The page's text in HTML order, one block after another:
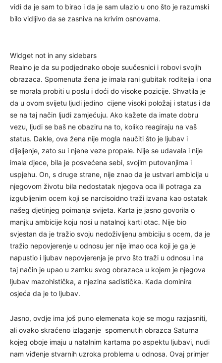
vidi da je sam to birao i da je sam ulazio u ono što je razumski
bilo vidljivo da se zasniva na krivim osnovama.
Widget not in any sidebars
Realno je da su podjednako oboje suučesnici i robovi svojih
obrazaca. Spomenuta žena je imala rani gubitak roditelja i ona
se morala probiti u poslu i doći do visoke pozicije. Shvatila je
da u ovom svijetu ljudi jedino cijene visoki položaj i status i da
se na taj način ljudi zamjećuju. Ako kažete da imate dobru
vezu, ljudi se baš ne obaziru na to, koliko reagiraju na vaš
status. Dakle, ova žena nije mogla naučiti što je ljubav i
dijeljenje, zato su i njene veze propale. Nije se udavala i nije
imala djece, bila je posvećena sebi, svojim putovanjima i
uspjehu. On, s druge strane, nije znao da je ustvari ambicija u
njegovom životu bila nedostatak njegova oca ili potraga za
izgubljenim ocem koji se narcisoidno traži izvana kao ostatak
našeg djetinjeg poimanja svijeta. Karta je jasno govorila o
manjku ambicije koju nosi u natalnoj karti otac. Nije bio
svjestan da je tražio svoju nedoživljenu ambiciju s ocem, da je
tražio nepovjerenje u odnosu jer nije imao oca koji je ga je
napustio i ljubav nepovjerenja je prvo što traži u odnosu i na
taj način je upao u zamku svog obrazaca u kojem je njegova
ljubav mazohistička, a njezina sadistička. Kada dominira
osjeća da je to ljubav.
Jasno, ovdje ima još puno elemenata koje se mogu razjasniti,
ali ovako skraćeno izlaganje spomenutih obrazca Saturna
kojeg oboje imaju u natalnim kartama po aspektu ljubavi, nudi
nam viđenje stvarnih uzroka problema u odnosa. Ovaj primjer